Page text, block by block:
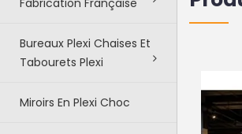
Fabrication Française
Bureaux Plexi Chaises Et
Tabourets Plexi
Miroirs En Plexi Choc